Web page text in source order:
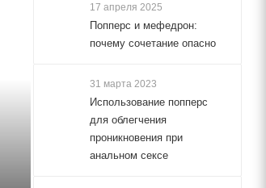
17 апреля 2025
Попперс и мефедрон:
почему сочетание опасно
31 марта 2023
Использование попперс
для облегчения
проникновения при
анальном сексе